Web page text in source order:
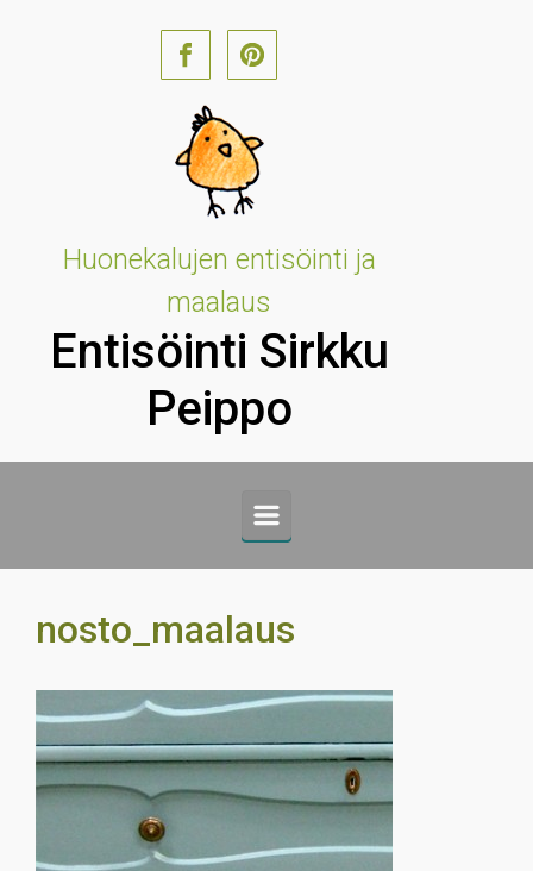
Skip to main content
Huonekalujen entisöinti ja
maalaus
Entisöinti Sirkku
Peippo
nosto_maalaus